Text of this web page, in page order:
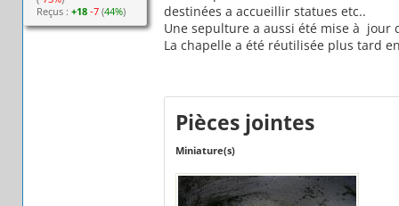
Reçus :+18 -7 (44%)
destinées a accueillir statues etc..
Une sepulture a aussi été mise à jour
La chapelle a été réutilisée plus tard
Pièces jointes
Miniature(s)